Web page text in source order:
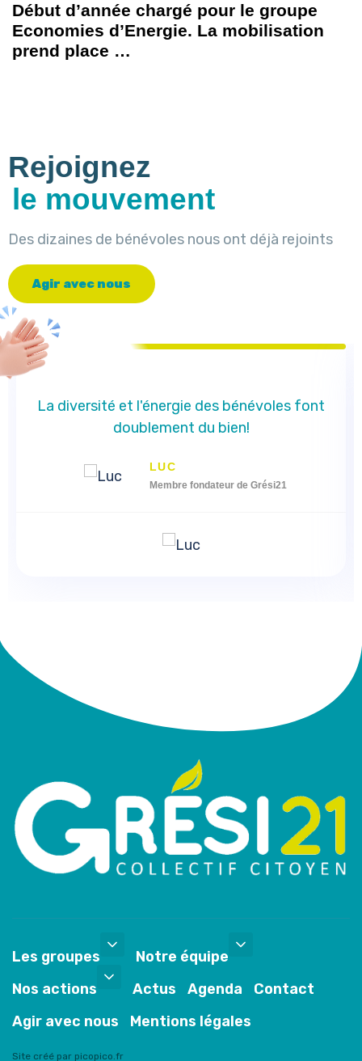
Début d’année chargé pour le groupe
Economies d’Energie. La mobilisation
prend place …
Rejoignez
le mouvement
Des dizaines de bénévoles nous ont déjà rejoints
Agir avec nous
La diversité et l'énergie des bénévoles font
doublement du bien!
LUC
Membre fondateur de Grési21
Les groupes
Notre équipe
Nos actions
Actus Agenda
Contact
Agir avec nous
Mentions légales
Site créé par picopico.fr